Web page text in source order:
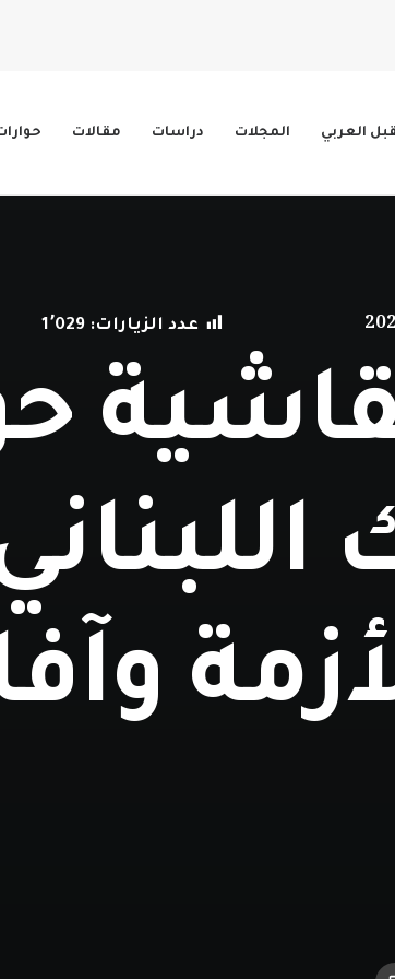
العربي المجلات دراسات مقالات
عدد الزيارات: 1٬029